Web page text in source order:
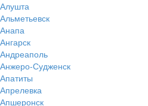
Алушта
Альметьевск
Анапа
Ангарск
Андреаполь
Анжеро-Судженск
Апатиты
Апрелевка
Апшеронск